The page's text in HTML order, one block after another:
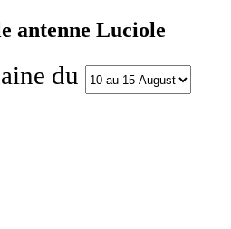
antenne Luciole
du